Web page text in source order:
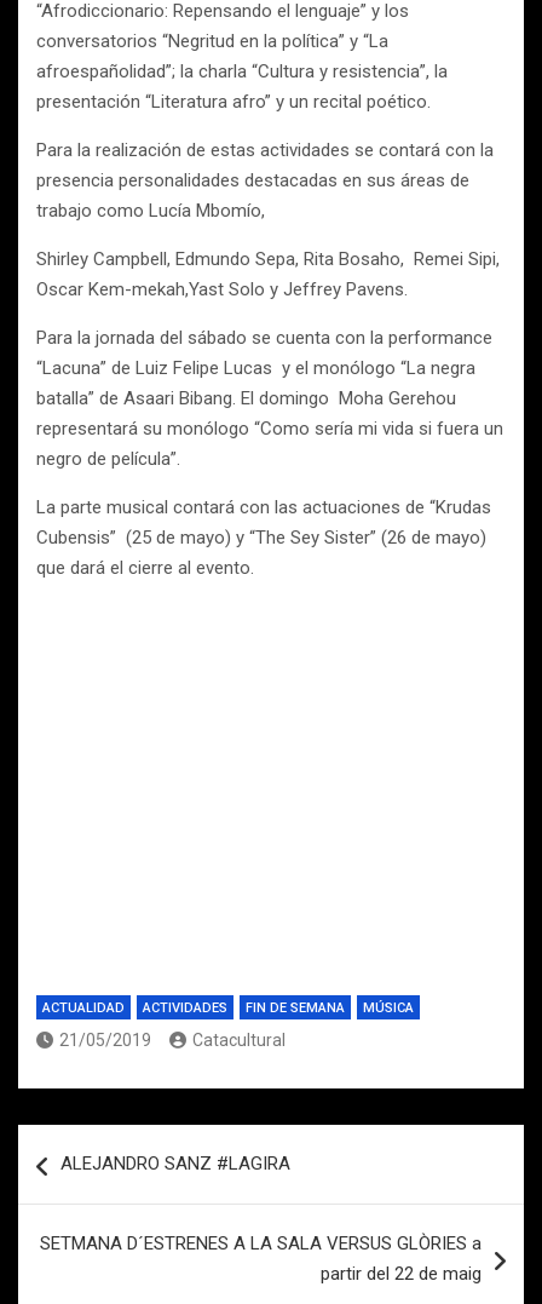
“Afrodiccionario: Repensando el lenguaje” y los
conversatorios “Negritud en la política” y “La
afroespañolidad”; la charla “Cultura y resistencia”, la
presentación “Literatura afro” y un recital poético.
Para la realización de estas actividades se contará con la
presencia personalidades destacadas en sus áreas de
trabajo como Lucía Mbomío,
Shirley Campbell, Edmundo Sepa, Rita Bosaho, Remei Sipi,
Oscar Kem-mekah,Yast Solo y Jeffrey Pavens.
Para la jornada del sábado se cuenta con la performance
“Lacuna” de Luiz Felipe Lucas y el monólogo “La negra
batalla” de Asaari Bibang. El domingo Moha Gerehou
representará su monólogo “Como sería mi vida si fuera un
negro de película”.
La parte musical contará con las actuaciones de “Krudas
Cubensis” (25 de mayo) y “The Sey Sister” (26 de mayo)
que dará el cierre al evento.
ACTUALIDAD ACTIVIDADES FIN DE SEMANA MÚSICA
21/05/2019 Catacultural
de
ALEJANDRO SANZ #LAGIRA
SETMANA D´ESTRENES A LA SALA VERSUS GLÒRIES a
partir del 22 de maig